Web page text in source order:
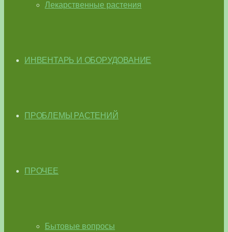
Лекарственные растения
ИНВЕНТАРЬ И ОБОРУДОВАНИЕ
ПРОБЛЕМЫ РАСТЕНИЙ
ПРОЧЕЕ
Бытовые вопросы